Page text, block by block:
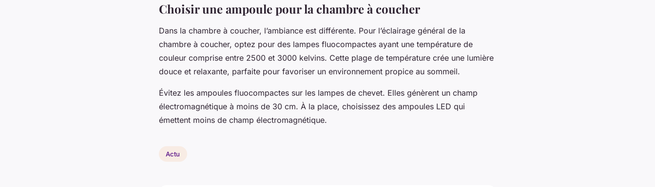
Choisir une ampoule pour la chambre à coucher
Dans la chambre à coucher, l’ambiance est différente. Pour l’éclairage général de la
chambre à coucher, optez pour des lampes fluocompactes ayant une température de
couleur comprise entre 2500 et 3000 kelvins. Cette plage de température crée une lumière
douce et relaxante, parfaite pour favoriser un environnement propice au sommeil.
Évitez les ampoules fluocompactes sur les lampes de chevet. Elles génèrent un champ
électromagnétique à moins de 30 cm. À la place, choisissez des ampoules LED qui
émettent moins de champ électromagnétique.
Actu